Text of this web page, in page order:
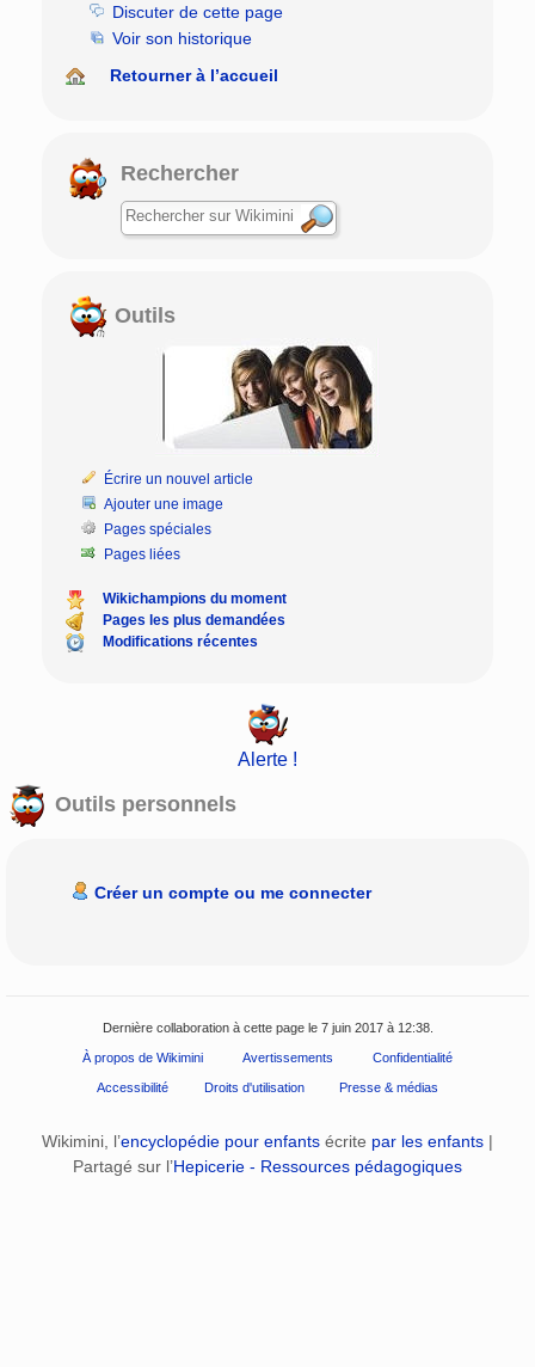
Discuter de cette page
Voir son historique
Retourner à l’accueil
Rechercher
Outils
Écrire un nouvel article
Ajouter une image
Pages spéciales
Pages liées
Wikichampions du moment
Pages les plus demandées
Modifications récentes
Alerte !
Outils personnels
Créer un compte ou me connecter
Dernière collaboration à cette page le 7 juin 2017 à 12:38.
À propos de Wikimini Avertissements Confidentialité
Accessibilité Droits d'utilisation Presse & médias
Wikimini, l’encyclopédie pour enfants écrite par les enfants |
Partagé sur l’Hepicerie - Ressources pédagogiques